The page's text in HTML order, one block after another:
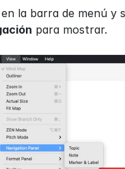
para mostrar.